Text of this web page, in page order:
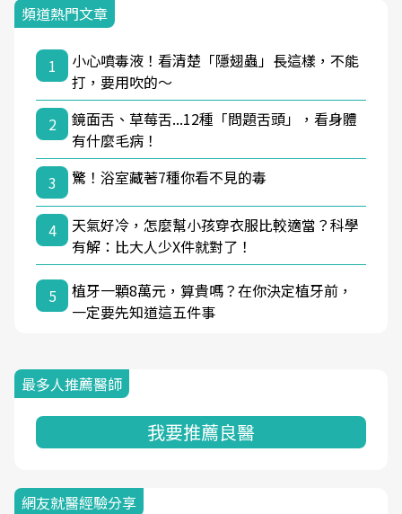
頻道熱門文章
1
小心噴毒液！看清楚「隱翅蟲」長這樣，不能
打，要用吹的～
2
鏡面舌、草莓舌...12種「問題舌頭」，看身體
有什麼毛病！
3
驚！浴室藏著7種你看不見的毒
4
天氣好冷，怎麼幫小孩穿衣服比較適當？科學
有解：比大人少X件就對了！
5
植牙一顆8萬元，算貴嗎？在你決定植牙前，
一定要先知道這五件事
最多人推薦醫師
我要推薦良醫
網友就醫經驗分享